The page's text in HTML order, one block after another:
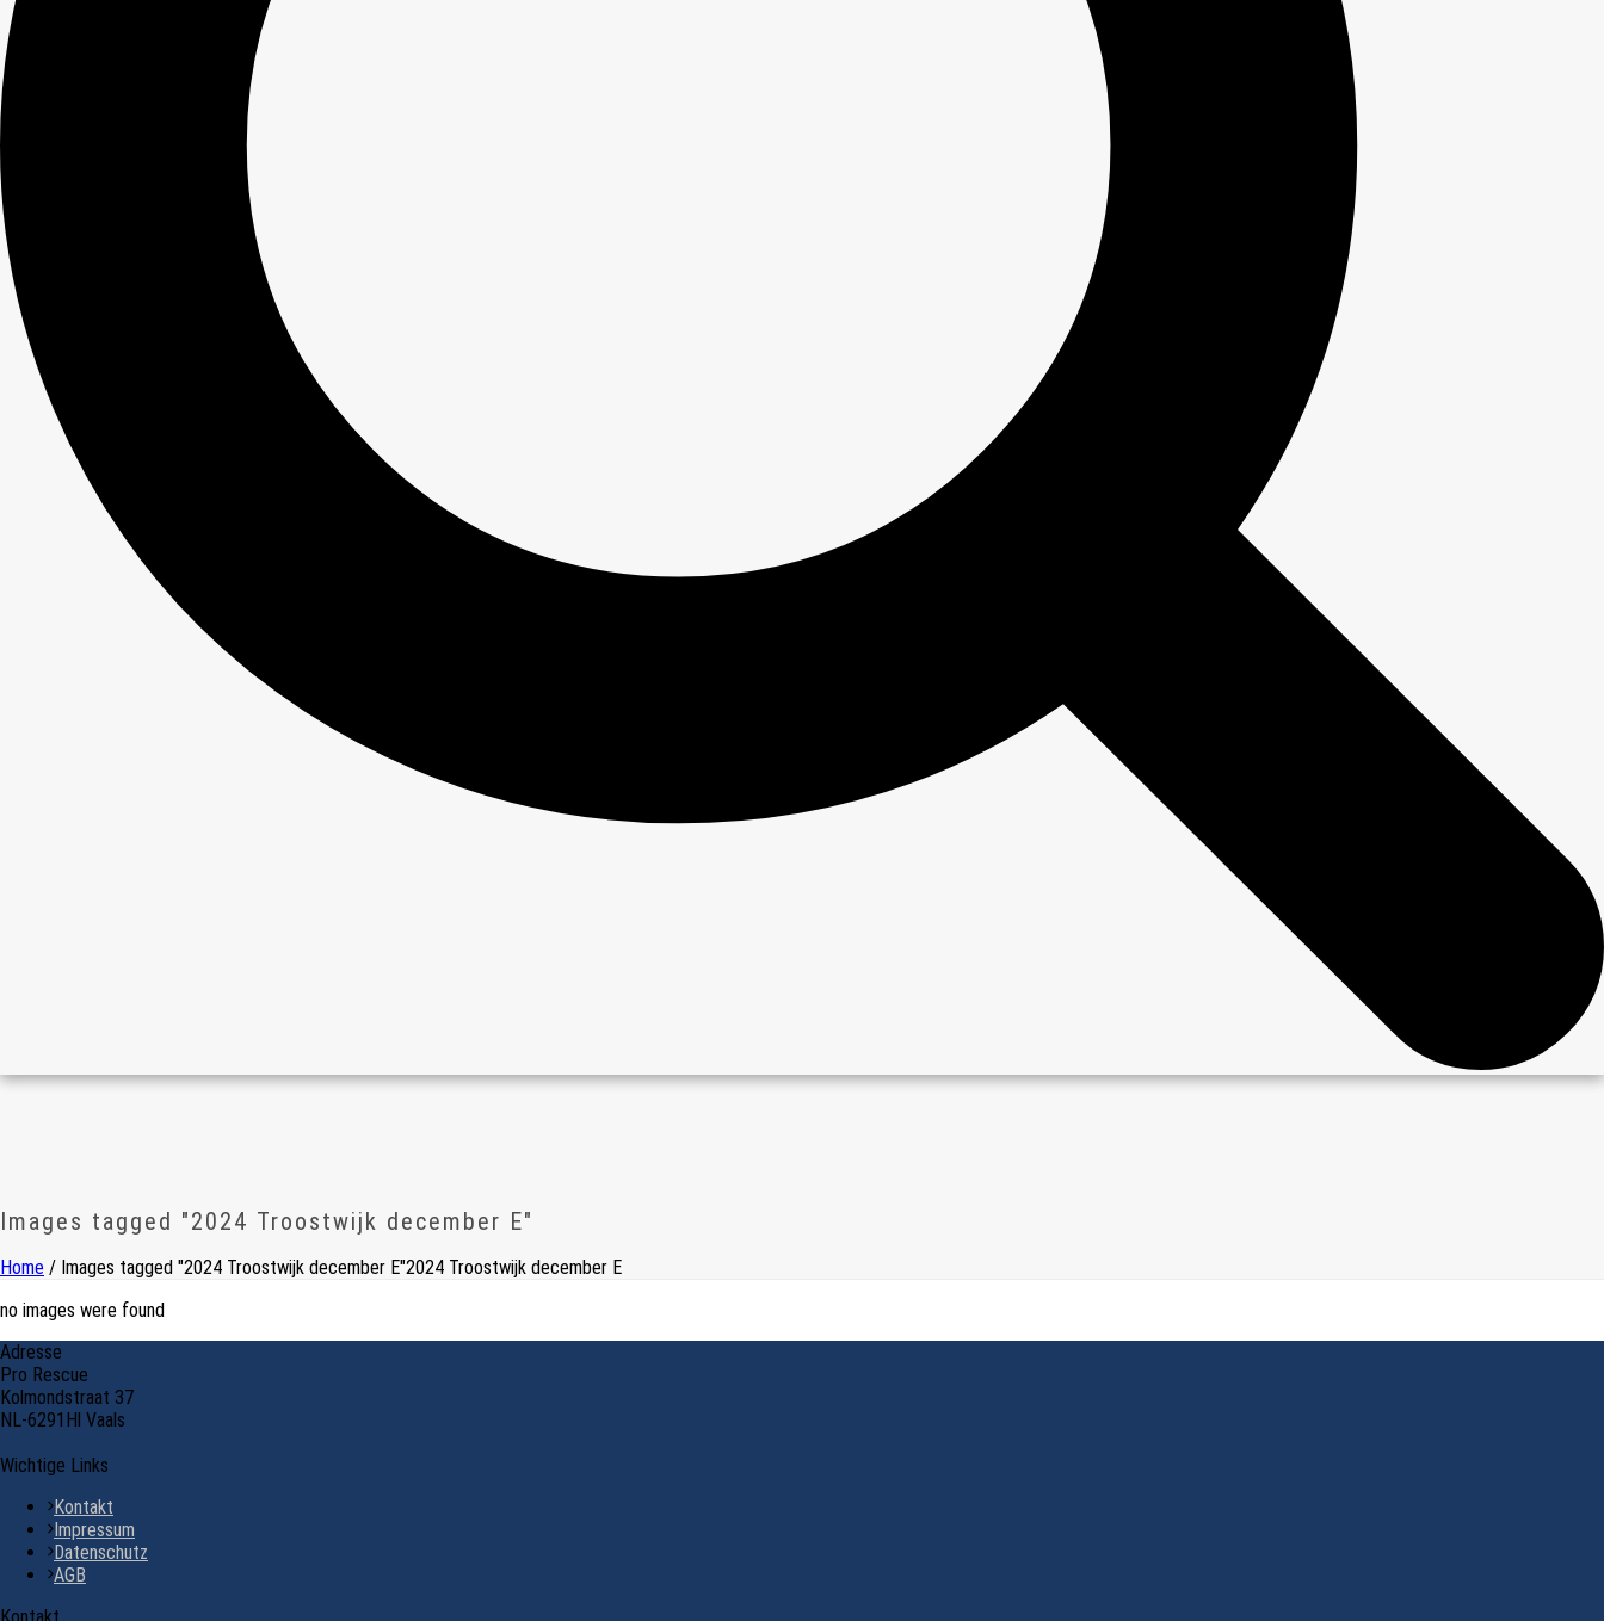
Images tagged "2024 Troostwijk december E"
Home / Images tagged "2024 Troostwijk december E"2024 Troostwijk december E
no images were found
Adresse
Pro Rescue
Kolmondstraat 37
NL-6291Hl Vaals
Wichtige Links
Kontakt
Impressum
Datenschutz
AGB
Kontakt